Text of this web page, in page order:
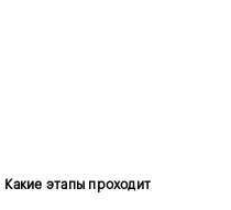
этапы проходит